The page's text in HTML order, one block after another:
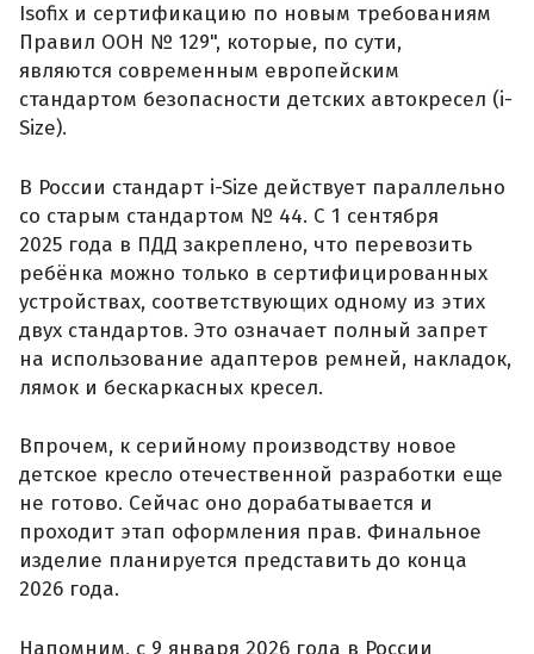
Isofix и сертификацию по новым требованиям
Правил ООН № 129", которые, по сути,
являются современным европейским
стандартом безопасности детских автокресел (i-
Size).
В России стандарт i-Size действует параллельно
со старым стандартом № 44. С 1 сентября
2025 года в ПДД закреплено, что перевозить
ребёнка можно только в сертифицированных
устройствах, соответствующих одному из этих
двух стандартов. Это означает полный запрет
на использование адаптеров ремней, накладок,
лямок и бескаркасных кресел.
Впрочем, к серийному производству новое
детское кресло отечественной разработки еще
не готово. Сейчас оно дорабатывается и
проходит этап оформления прав. Финальное
изделие планируется представить до конца
2026 года.
Напомним, с 9 января 2026 года в России